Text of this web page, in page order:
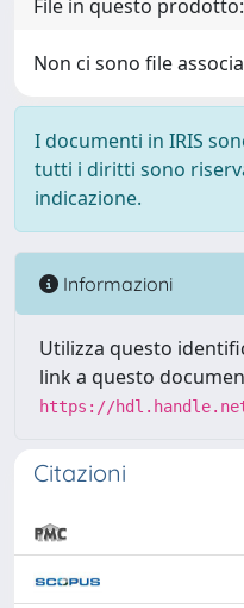
File in questo prodotto:
Non ci sono file
I documenti in IRIS
tutti i diritti sono
indicazione.
Informazioni
Utilizza questo
link a questo
https://
Citazioni